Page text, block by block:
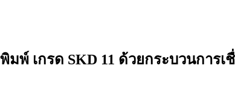
เกรด SKD 11 ด้วยกระบวนการเ